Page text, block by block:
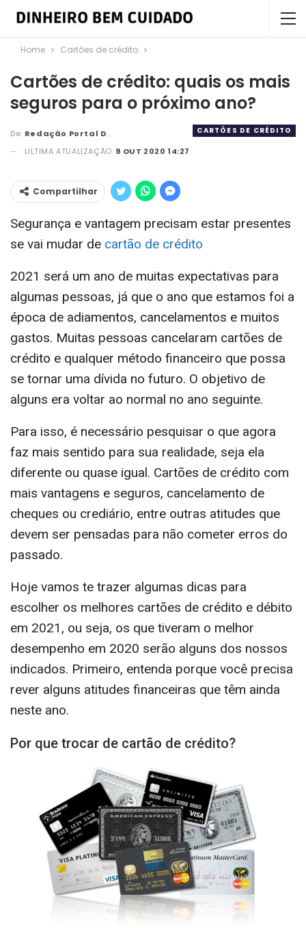
Home Cartões de crédito
Cartões de crédito: quais os mais
seguros para o próximo ano?
CARTÕES DE CRÉDITO
De Redação Portal DBC
ULTIMA ATUALIZAÇÃO 9 OUT 2020 14:27
Compartilhar
Segurança e vantagem precisam estar presentes
se vai mudar de cartão de crédito
2021 será um ano de muitas expectativas para
algumas pessoas, já que o ano que estamos foi a
época de adiamentos, cancelamentos e muitos
gastos. Muitas pessoas cancelaram cartões de
crédito e qualquer método financeiro que possa
se tornar uma dívida no futuro. O objetivo de
alguns era voltar ao normal no ano seguinte.
Para isso, é necessário pesquisar o que agora
faz mais sentido para sua realidade, seja ela
diferente ou quase igual. Cartões de crédito com
mais vantagens e seguros, cancelamento de
cheques ou crediário, entre outras atitudes que
devem ser pensadas para não cometer erros do
passado.
Hoje vamos te trazer algumas dicas para
escolher os melhores cartões de crédito e débito
em 2021, ou seja, os que tiveram o melhor
desempenho em 2020 serão alguns dos nossos
indicados. Primeiro, entenda porque você precisa
rever alguns atitudes financeiras que têm ainda
neste ano.
Por que trocar de cartão de crédito?